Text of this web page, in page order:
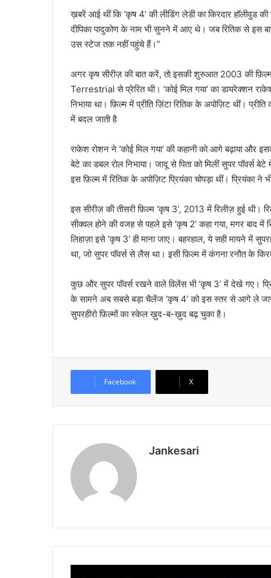
ख़बरें आई थीं कि ‘कृष 4’ की लीडिंग लेडी का किरदार हॉलीवुड
दीपिका पादुकोण के नाम भी सुनने में आए थे। जब रितिक से इस
उस स्टेज तक नहीं पहुंचे हैं।”
अगर कृष सीरीज़ की बात करें, तो इसकी शुरुआत 2003 की फ़िल्म
Terrestrial से प्रेरित थी। ‘कोई मिल गया’ का डायरेक्शन
निभाया था। फ़िल्म में प्रीति ज़िंटा रितिक के अपोज़िट थीं।
में बदल जाती है
राकेश रोशन ने ‘कोई मिल गया’ की कहानी को आगे बढ़ाया
बेटे का डबल रोल निभाया। जादू से पिता को मिलीं सुपर पॉवर्स
इस फ़िल्म में रितिक के अपोज़िट प्रियंका चोपड़ा थीं। प्रियंका ने
इस सीरीज़ की तीसरी फ़िल्म ‘कृष 3’, 2013 में रिलीज़ हुई
सीक्वल होने की वजह से पहले इसे ‘कृष 2’ कहा गया, मगर बाद में
लिहाज़ा इसे ‘कृष 3’ ही माना जाए। बहरहाल, ये सही मायने में
था, जो सुपर पॉवर्स से लैस था। इसी फ़िल्म में कंगना रनौत के
कुछ और सुपर पॉवर्स रखने वाले विलेंस भी ‘कृष 3’ में देखे गए।
के सामने अब सबसे बड़ा चैलेंज ‘कृष 4’ को इस स्तर से आगे ले जाने
सुपरहीरो फ़िल्मों का स्केल ख़ुद-ब-ख़ुद बढ़ चुका है।
Facebook X
Jankesari